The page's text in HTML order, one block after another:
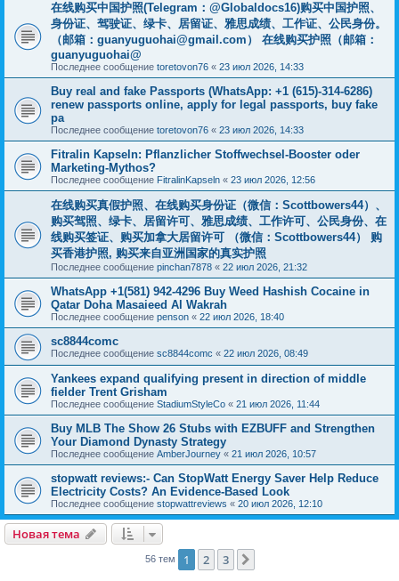
在线购买中国护照(Telegram：@Globaldocs16)购买中国护照、
身份证、驾驶证、绿卡、居留证、雅思成绩、工作证、公民身份。
（邮箱： guanyuguohai@gmail.com ） 在线购买护照（邮箱：
guanyuguohai@
Последнее сообщение toretovon76 « 23 июл 2026, 14:33
Buy real and fake Passports (WhatsApp: +1 (615)-314-6286)
renew passports online, apply for legal passports, buy fake
pa
Последнее сообщение toretovon76 « 23 июл 2026, 14:33
Fitralin Kapseln: Pflanzlicher Stoffwechsel-Booster oder
Marketing-Mythos?
Последнее сообщение FitralinKapseln « 23 июл 2026, 12:56
在线购买真假护照、在线购买身份证（微信：Scottbowers44）、
购买驾照、绿卡、居留许可、雅思成绩、工作许可、公民身份、在
线购买签证、购买加拿大居留许可 （微信：Scottbowers44） 购
买香港护照, 购买来自亚洲国家的真实护照
Последнее сообщение pinchan7878 « 22 июл 2026, 21:32
WhatsApp +1(581) 942-4296 Buy Weed Hashish Cocaine in
Qatar Doha Masaieed Al Wakrah
Последнее сообщение penson « 22 июл 2026, 18:40
sc8844comc
Последнее сообщение sc8844comc « 22 июл 2026, 08:49
Yankees expand qualifying present in direction of middle
fielder Trent Grisham
Последнее сообщение StadiumStyleCo « 21 июл 2026, 11:44
Buy MLB The Show 26 Stubs with EZBUFF and Strengthen
Your Diamond Dynasty Strategy
Последнее сообщение AmberJourney « 21 июл 2026, 10:57
stopwatt reviews:- Can StopWatt Energy Saver Help Reduce
Electricity Costs? An Evidence-Based Look
Последнее сообщение stopwattreviews « 20 июл 2026, 12:10
Новая тема
56 тем 1 2 3